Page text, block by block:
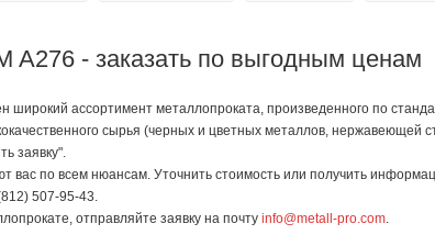
A276 - заказать по выгодным ценам
ассортимент металлопроката, произведенного по
сырья (черных и цветных металлов,
заявку".
вас по всем нюансам. Уточнить стоимость или получить
507-95-43.
отправляйте заявку на почту info@metall-pro.com.